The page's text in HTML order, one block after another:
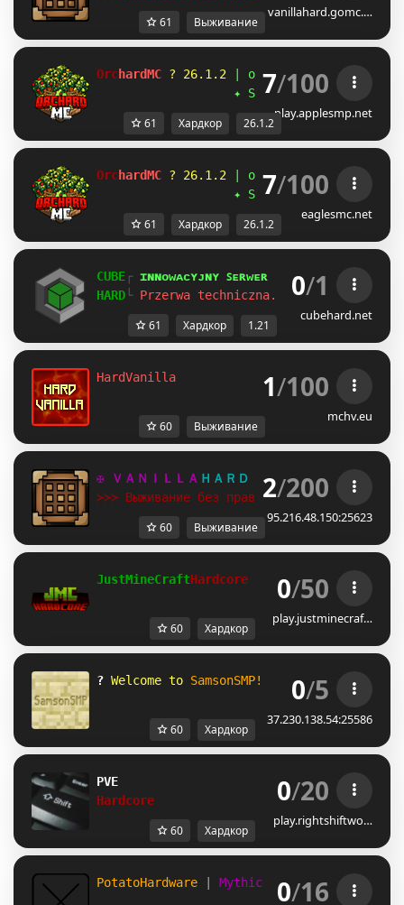
vanillahard.gomc.…
61 Выживание
OrchardMC ? 26.1.2
orchardmc.net/discord
✦ S P & S kyblo
7/100
play.applesmp.net
61 Хардкор 26.1.2
OrchardMC ? 26.1.2
orchardmc.net/discord
✦ S P & S kyblo
7/100
eaglesmc.net
61 Хардкор 26.1.2
CUBE ┌ ɪɴɴᴏᴡᴀᴄʏᴊɴʏ ꜱᴇʀᴡᴇʀ 1.21 ]
HARD └ Przerwa techniczna. Wracamy wkrótce!
0/1
cubehard.net
61 Хардкор 1.21
HardVanilla 1/100
mchv.eu
60 Выживание
✠ ＶＡＮＩＬＬＡ ＨＡＲＤ ✠ t.me/
≻≻≻ Выживание без правил!
2/200
95.216.48.150:25623
60 Выживание
JustMineCraftHardcore od lu ck
0/50
play.justminecraf…
60 Хардкор
? Welcome to SamsonSMP! Get ready to
0/5
37.230.138.54:25586
60 Хардкор
PVE
Hardcore
0/20
play.rightshiftwo…
60 Хардкор
PotatoHardware Mythic Boss Realm 首領領
0/16